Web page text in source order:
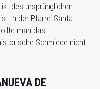
des ursprünglichen
In der Pfarrei Santa
man das
Schmiede nicht
DE